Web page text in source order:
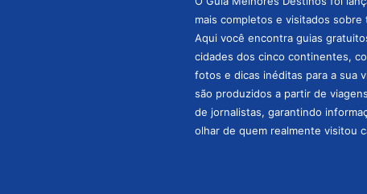
mais completos e visitados
Aqui você encontra guias
cidades dos cinco continentes,
fotos e dicas inéditas para a sua
são produzidos a partir de
de jornalistas, garantindo
olhar de quem realmente visitou